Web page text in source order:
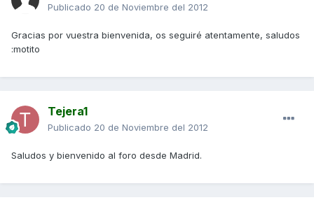
Publicado 20 de Noviembre del 2012
Gracias por vuestra bienvenida, os seguiré atentamente, saludos
:motito
Tejera1
Publicado 20 de Noviembre del 2012
Saludos y bienvenido al foro desde Madrid.